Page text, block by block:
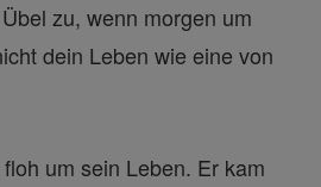
zu, wenn morgen um
dein Leben wie eine von
um sein Leben. Er kam